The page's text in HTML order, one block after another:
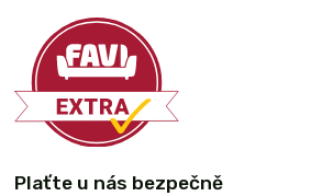
Plaťte u nás bezpečně